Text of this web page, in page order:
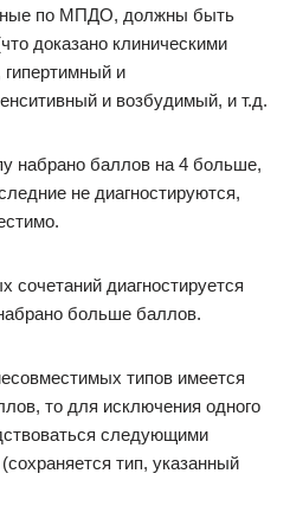
по МПДО, должны быть
доказано клиническими
и
и возбудимый, и т.д.
набрано баллов на 4 больше,
не диагностируются,
сочетаний диагностируется
больше баллов.
типов имеется
то для исключения одного
следующими
тип, указанный